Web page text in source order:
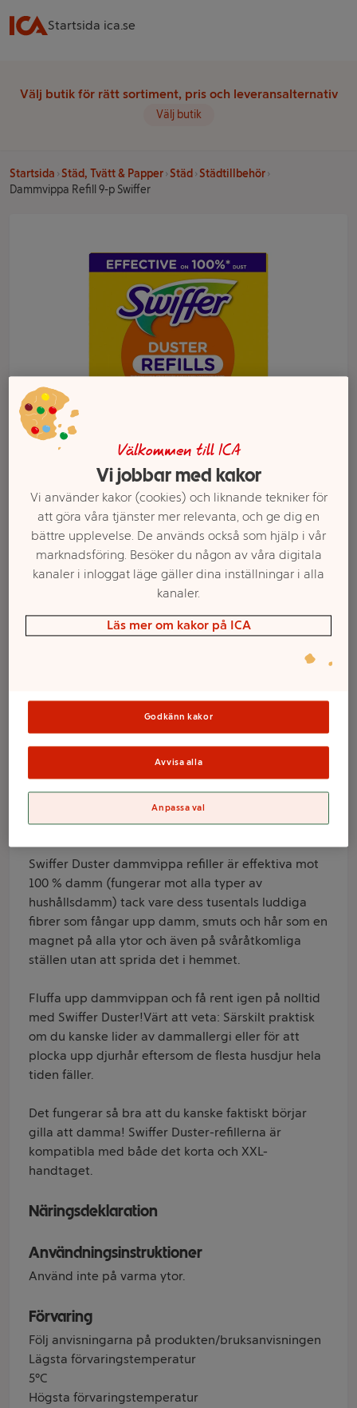
Startsida ica.se
Välj butik för rätt sortiment, pris och leveransalternativ
Välj butik
Startsida Städ, Tvätt & Papper Städ Städtillbehör
Dammvippa Refill 9-p Swiffer
9-p Swiffer
Varumärke
Swiffer Duster dammvippa refiller är effektiva mot
100 % damm (fungerar mot alla typer av
hushållsdamm) tack vare dess tusentals luddiga
fibrer som fångar upp damm, smuts och hår som en
magnet på alla ytor och även på svåråtkomliga
ställen utan att sprida det i hemmet.
Fluffa upp dammvippan och få rent igen på nolltid
med Swiffer Duster!Värt att veta: Särskilt praktisk
om du kanske lider av dammallergi eller för att
plocka upp djurhår eftersom de flesta husdjur hela
tiden fäller.
Det fungerar så bra att du kanske faktiskt börjar
gilla att damma! Swiffer Duster-refillerna är
kompatibla med både det korta och XXL-
handtaget.
Näringsdeklaration
Användningsinstruktioner
Använd inte på varma ytor.
Förvaring
Följ anvisningarna på produkten/bruksanvisningen
Lägsta förvaringstemperatur
5°C
Högsta förvaringstemperatur
Välj butik och handla
Sortimentet kan variera mellan butikerna
Välkommen till ICA
Vi jobbar med kakor
Vi använder kakor (cookies) och liknande tekniker för
att göra våra tjänster mer relevanta, och ge dig en
bättre upplevelse. De används också som hjälp i vår
marknadsföring. Besöker du någon av våra digitala
kanaler i inloggat läge gäller dina inställningar i alla
kanaler.
Läs mer om kakor på ICA
Godkänn kakor
Avvisa alla
Anpassa val